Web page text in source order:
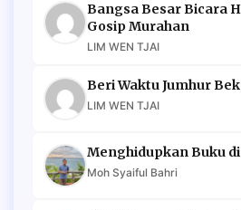
Bangsa Besar Bicara
Gosip Murahan
LIM WEN TJAI
Beri Waktu Jumhur
LIM WEN TJAI
Menghidupkan Buku
Moh Syaiful Bahri